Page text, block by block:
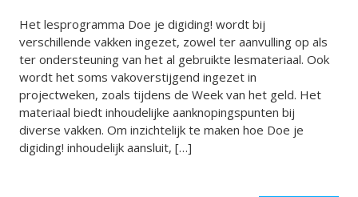
Het lesprogramma Doe je digiding! wordt bij
verschillende vakken ingezet, zowel ter aanvulling op als
ter ondersteuning van het al gebruikte lesmateriaal. Ook
wordt het soms vakoverstijgend ingezet in
projectweken, zoals tijdens de Week van het geld. Het
materiaal biedt inhoudelijke aanknopingspunten bij
diverse vakken. Om inzichtelijk te maken hoe Doe je
digiding! inhoudelijk aansluit, […]